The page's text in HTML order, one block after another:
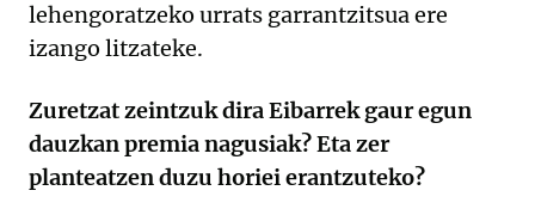
lehengoratzeko urrats garrantzitsua ere
izango litzateke.
Zuretzat zeintzuk dira Eibarrek gaur egun
dauzkan premia nagusiak? Eta zer
planteatzen duzu horiei erantzuteko?